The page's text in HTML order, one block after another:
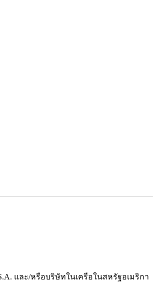
และ/หรือบริษัทในเครือในสหรัฐอเมริกา